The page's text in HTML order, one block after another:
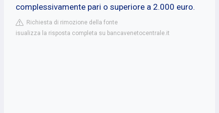
complessivamente pari o superiore a 2.000 euro.
Richiesta di rimozione della fonte
isualizza la risposta completa su bancavenetocentrale.it